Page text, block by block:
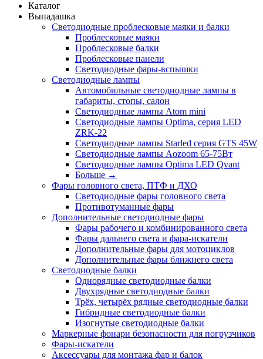
Каталог
Выпадашка
Светодиодные проблесковые маяки и балки
Проблесковые маяки
Проблесковые балки
Проблесковые панели
Светодиодные фары-вспышки
Светодиодные лампы
Автомобильные светодиодные лампы в
габариты, стопы, салон
Светодиодные лампы Atom mini
Светодиодные лампы Optima, серия LED
ZRK-22
Светодиодные лампы Starled серия GTS 45W
Светодиодные лампы Aozoom 65-75Вт
Светодиодные лампы Optima LED Qvant
Больше →
Фары головного света, ПТФ и ДХО
Светодиодные фары головного света
Противотуманные фары
Дополнительные светодиодные фары
Фары рабочего и комбинированного света
Фары дальнего света и фара-искатели
Дополнительные фары для мотоциклов
Дополнительные фары ближнего света
Светодиодные балки
Однорядные светодиодные балки
Двухрядные светодиодные балки
Трёх, четырёх рядные светодиодные балки
Гибридные светодиодные балки
Изогнутые светодиодные балки
Маркерные фонари безопасности для погрузчиков
Фары-искатели
Аксессуары для монтажа фар и балок